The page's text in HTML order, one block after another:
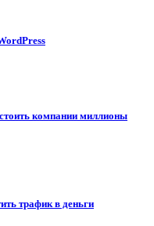
компании миллионы
трафик в деньги